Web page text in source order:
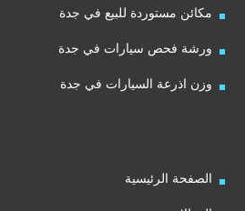
مكائن مستوردة للبيع في جدة
ورشة فحص سيارات في جدة
وزن اذرعة السيارات في جدة
الصفحة الرئيسية